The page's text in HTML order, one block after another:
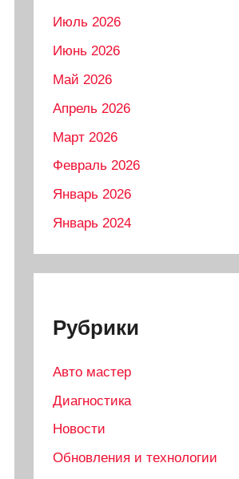
Июль 2026
Июнь 2026
Май 2026
Апрель 2026
Март 2026
Февраль 2026
Январь 2026
Январь 2024
Рубрики
Авто мастер
Диагностика
Новости
Обновления и технологии